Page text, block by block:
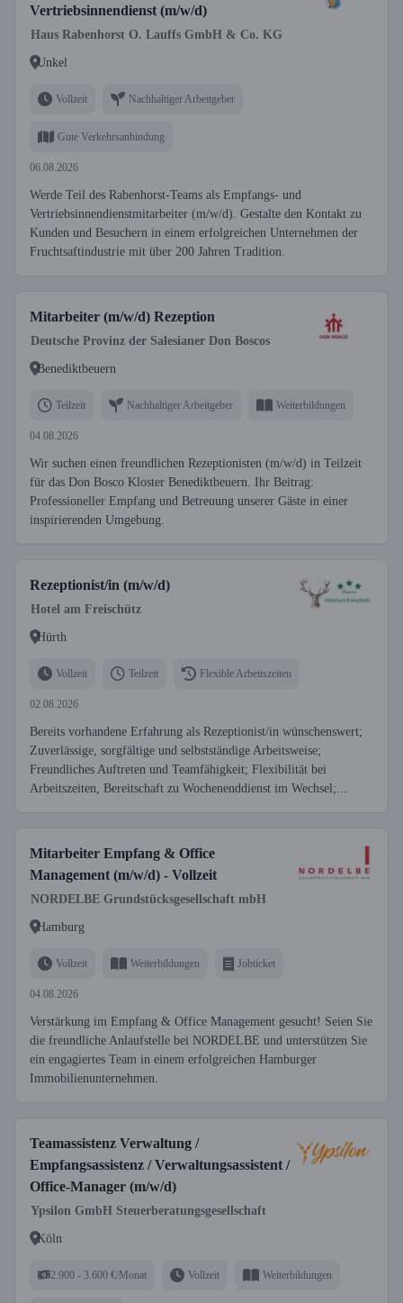
Vertriebsinnendienst (m/w/d)
Haus Rabenhorst O. Lauffs GmbH & Co. KG
Unkel
Vollzeit Nachhaltiger Arbeitgeber
Gute Verkehrsanbindung
06.08.2026
Werde Teil des Rabenhorst-Teams als Empfangs- und
Vertriebsinnendienstmitarbeiter (m/w/d). Gestalte den Kontakt zu
Kunden und Besuchern in einem erfolgreichen Unternehmen der
Fruchtsaftindustrie mit über 200 Jahren Tradition.
Mitarbeiter (m/w/d) Rezeption
Deutsche Provinz der Salesianer Don Boscos
Benediktbeuern
Teilzeit Nachhaltiger Arbeitgeber Weiterbildungen
04.08.2026
Wir suchen einen freundlichen Rezeptionisten (m/w/d) in Teilzeit
für das Don Bosco Kloster Benediktbeuern. Ihr Beitrag:
Professioneller Empfang und Betreuung unserer Gäste in einer
inspirierenden Umgebung.
Rezeptionist/in (m/w/d)
Hotel am Freischütz
Hürth
Vollzeit Teilzeit Flexible Arbeitszeiten
02.08.2026
Bereits vorhandene Erfahrung als Rezeptionist/in wünschenswert;
Zuverlässige, sorgfältige und selbstständige Arbeitsweise;
Freundliches Auftreten und Teamfähigkeit; Flexibilität bei
Arbeitszeiten, Bereitschaft zu Wochenenddienst im Wechsel;...
Mitarbeiter Empfang & Office
Management (m/w/d) - Vollzeit
NORDELBE Grundstücksgesellschaft mbH
Hamburg
Vollzeit Weiterbildungen Jobticket
04.08.2026
Verstärkung im Empfang & Office Management gesucht! Seien Sie
die freundliche Anlaufstelle bei NORDELBE und unterstützen Sie
ein engagiertes Team in einem erfolgreichen Hamburger
Immobilienunternehmen.
Teamassistenz Verwaltung /
Empfangsassistenz / Verwaltungsassistent /
Office-Manager (m/w/d)
Ypsilon GmbH Steuerberatungsgesellschaft
Köln
2.900 - 3.600 €/Monat Vollzeit Weiterbildungen